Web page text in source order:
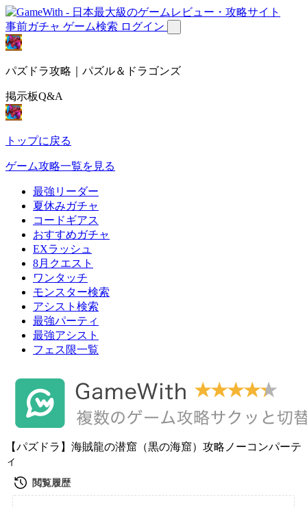
事前ガチャ ゲーム検索 ログイン
パズドラ攻略｜パズル＆ドラゴンズ
掲示板Q&A
トップに戻る
ゲーム攻略一覧を見る
最強リーダー
夏休みガチャ
コードギアス
おすすめガチャ
EXラッシュ
8月クエスト
ワンタッチ
モンスター検索
アシスト検索
最強パーティ
最強アシスト
フェス限一覧
【パズドラ】海賊龍の潜窟（黒の海窟）攻略ノーコンパーテ
ィ